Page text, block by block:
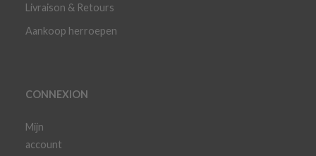
Livraison & Retours
Aankoop herroepen
CONNEXION
Mijn
account